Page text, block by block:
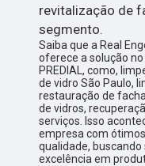
revitalização de
segmento.
Saiba que a Real
oferece a solução
PREDIAL, como,
de vidro São Paulo,
restauração de
de vidros,
serviços. Isso
empresa com
qualidade,
excelência em